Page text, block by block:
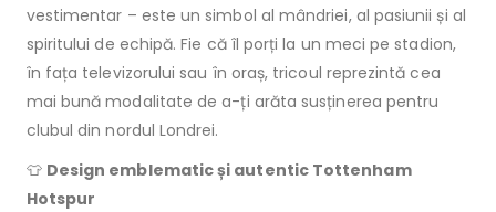
vestimentar – este un simbol al mândriei, al pasiunii și al
spiritului de echipă. Fie că îl porți la un meci pe stadion,
în fața televizorului sau în oraș, tricoul reprezintă cea
mai bună modalitate de a-ți arăta susținerea pentru
clubul din nordul Londrei.
👕 Design emblematic și autentic Tottenham
Hotspur